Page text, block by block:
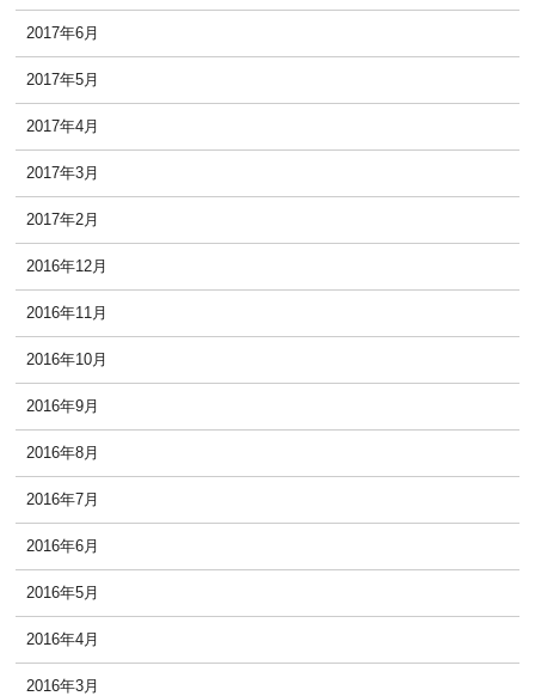
2017年6月
2017年5月
2017年4月
2017年3月
2017年2月
2016年12月
2016年11月
2016年10月
2016年9月
2016年8月
2016年7月
2016年6月
2016年5月
2016年4月
2016年3月